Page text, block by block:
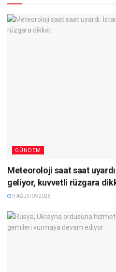
GÜNDEM
Meteoroloji saat saat
geliyor, kuvvetli rüzgara
9 AĞUSTOS 2026